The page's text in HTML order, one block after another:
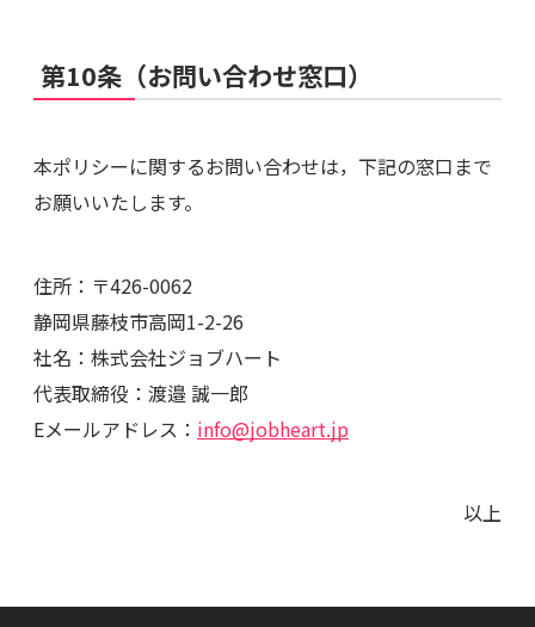
第10条（お問い合わせ窓口）
本ポリシーに関するお問い合わせは，下記の窓口まで
お願いいたします。
住所：〒426-0062
静岡県藤枝市高岡1-2-26
社名：株式会社ジョブハート
代表取締役：渡邉 誠一郎
Eメールアドレス： info@jobheart.jp
以上